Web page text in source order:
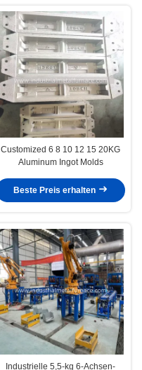
Customized 6 8 10 12 15 20KG
Aluminum Ingot Molds
Beste Preis erhalten
Industrielle 5,5-kg 6-Achsen-